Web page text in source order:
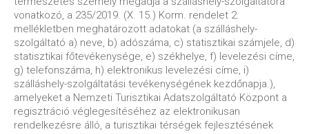
vonatkozó, a 235/2019. (X. 15.) Korm. rendelet 2.
mellékletben meghatározott adatokat (a szálláshely-
szolgáltató a) neve, b) adószáma, c) statisztikai számjele, d)
statisztikai főtevékenysége, e) székhelye, f) levelezési címe,
g) telefonszáma, h) elektronikus levelezési címe, i)
szálláshely-szolgáltatási tevékenységének kezdőnapja.),
amelyeket a Nemzeti Turisztikai Adatszolgáltató Központ a
regisztráció véglegesítéséhez az elektronikusan
rendelkezésre álló, a turisztikai térségek fejlesztésének